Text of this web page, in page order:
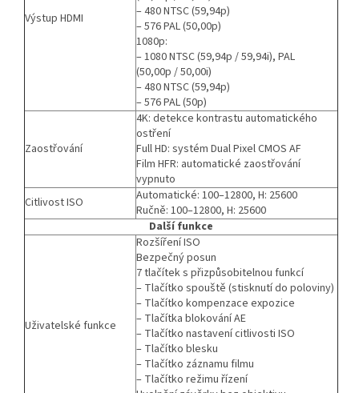
Výstup HDMI
– 480 NTSC (59,94p)
– 576 PAL (50,00p)
1080p:
– 1080 NTSC (59,94p / 59,94i), PAL
(50,00p / 50,00i)
– 480 NTSC (59,94p)
– 576 PAL (50p)
Zaostřování
4K: detekce kontrastu automatického
ostření
Full HD: systém Dual Pixel CMOS AF
Film HFR: automatické zaostřování
vypnuto
Citlivost ISO
Automatické: 100–12800, H: 25600
Ručně: 100–12800, H: 25600
Další funkce
Uživatelské funkce
Rozšíření ISO
Bezpečný posun
7 tlačítek s přizpůsobitelnou funkcí
– Tlačítko spouště (stisknutí do poloviny)
– Tlačítko kompenzace expozice
– Tlačítka blokování AE
– Tlačítko nastavení citlivosti ISO
– Tlačítko blesku
– Tlačítko záznamu filmu
– Tlačítko režimu řízení